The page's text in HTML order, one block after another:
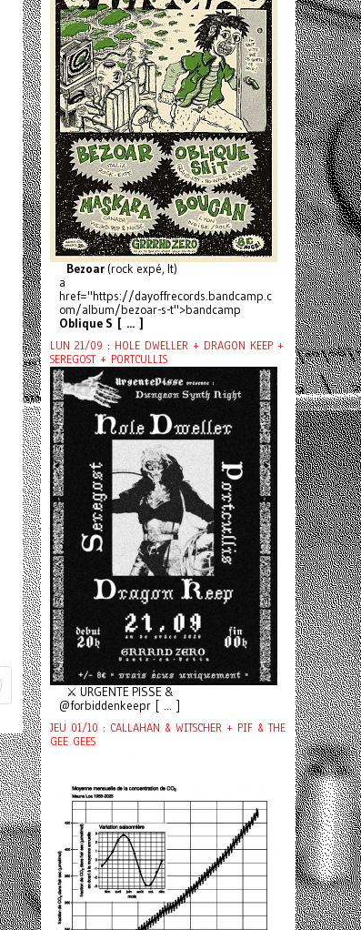
Bezoar (rock expé, It)
a
href="https://dayoffrecords.bandcamp.c
om/album/bezoar-s-t">bandcamp
Oblique S [ ... ]
LUN 21/09 : HOLE DWELLER + DRAGON KEEP +
SEREGOST + PORTCULLIS
⚔️ URGENTE PISSE &
@forbiddenkeepr [ ... ]
JEU 01/10 : CALLAHAN & WITSCHER + PIF & THE
GEE GEES